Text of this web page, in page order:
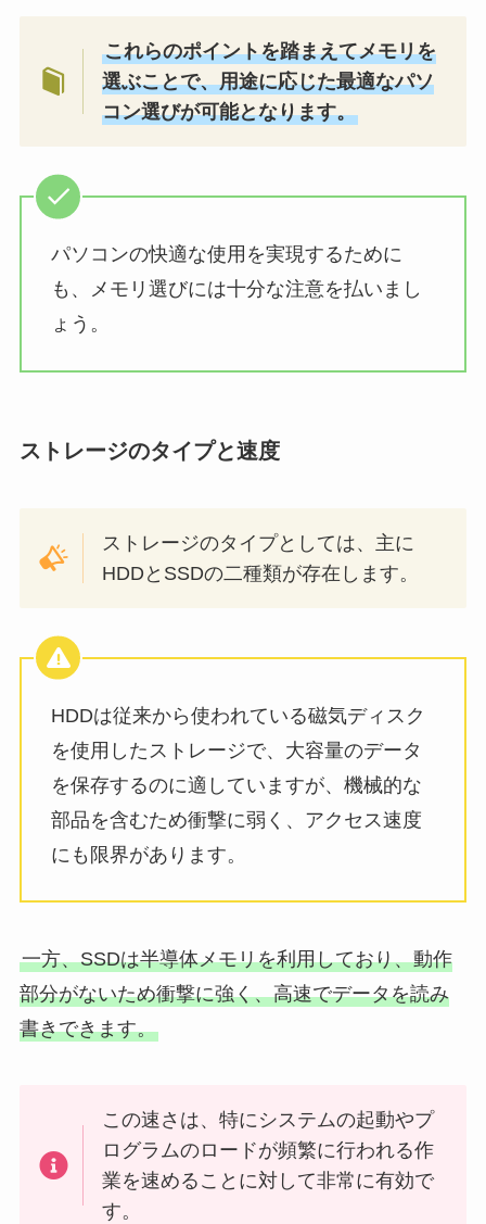
これらのポイントを踏まえてメモリを
選ぶことで、用途に応じた最適なパソ
コン選びが可能となります。
パソコンの快適な使用を実現するために
も、メモリ選びには十分な注意を払いまし
ょう。
ストレージのタイプと速度
ストレージのタイプとしては、主に
HDDとSSDの二種類が存在します。
HDDは従来から使われている磁気ディスク
を使用したストレージで、大容量のデータ
を保存するのに適していますが、機械的な
部品を含むため衝撃に弱く、アクセス速度
にも限界があります。
一方、SSDは半導体メモリを利用しており、動作
部分がないため衝撃に強く、高速でデータを読み
書きできます。
この速さは、特にシステムの起動やプ
ログラムのロードが頻繁に行われる作
業を速めることに対して非常に有効で
す。